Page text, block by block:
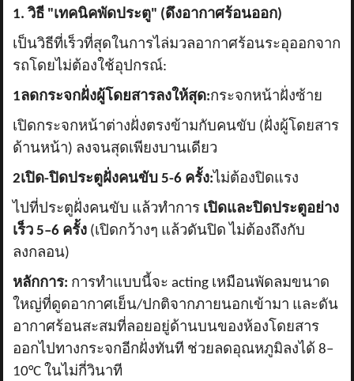
1. วิธี "เทคนิคพัดประตู" (ดึงอากาศร้อนออก)
เป็นวิธีที่เร็วที่สุดในการไล่มวลอากาศร้อนระอุออกจาก
รถโดยไม่ต้องใช้อุปกรณ์:
1ลดกระจกฝั่งผู้โดยสารลงให้สุด:กระจกหน้าฝั่งซ้าย
เปิดกระจกหน้าต่างฝั่งตรงข้ามกับคนขับ (ฝั่งผู้โดยสาร
ด้านหน้า) ลงจนสุดเพียงบานเดียว
2เปิด-ปิดประตูฝั่งคนขับ 5-6 ครั้ง: ไม่ต้องปิดแรง
ไปที่ประตูฝั่งคนขับ แล้วทำการ เปิดและปิดประตูอย่าง
เร็ว5–6 ครั้ง (เปิดกว้างๆ แล้วดันปิด ไม่ต้องถึงกับ
ลงกลอน)
หลักการ: การทำแบบนี้จะacting เหมือนพัดลมขนาด
ใหญ่ที่ดูดอากาศเย็น/ปกติจากภายนอกเข้ามา และดัน
อากาศร้อนสะสมที่ลอยอยู่ด้านบนของห้องโดยสาร
ออกไปทางกระจกอีกฝั่งทันที ช่วยลดอุณหภูมิลงได้ 8–
10°C ในไม่กี่วินาที